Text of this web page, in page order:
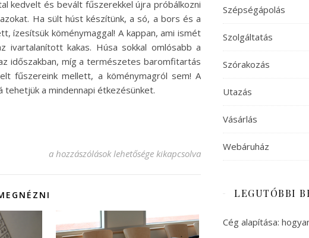
kedvelt és bevált fűszerekkel újra próbálkozni
Ha sült húst készítünk, a só, a bors és a
ízesítsük köménymaggal! A kappan, ami ismét
ivartalanított kakas. Húsa sokkal omlósabb a
időszakban, míg a természetes baromfitartás
fűszereink mellett, a köménymagról sem! A
a mindennapi étkezésünket.
Omlós sült kappan kiváló fűszere a köménymag bejegyzéshez
a hozzászólások lehetősége kikapcsolva
Szépségápolás
Szolgáltatás
Szórakozás
Utazás
Vásárlás
Webáruház
LEGUTÓBBI
Cég alapítása: